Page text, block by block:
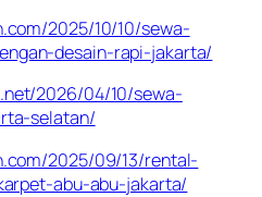
2025/10/10/sewa-
desain-rapi-jakarta/
2026/04/10/sewa-
selatan/
2025/09/13/rental-
abu-abu-jakarta/